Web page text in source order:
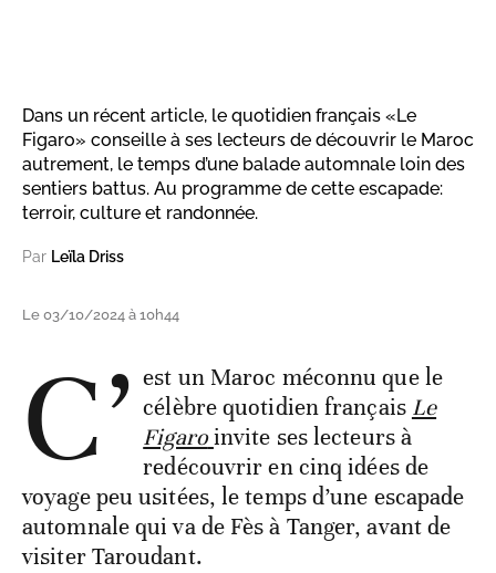
Dans un récent article, le quotidien français «Le
Figaro» conseille à ses lecteurs de découvrir le Maroc
autrement, le temps d’une balade automnale loin des
sentiers battus. Au programme de cette escapade:
terroir, culture et randonnée.
Par Leïla Driss
Le 03/10/2024 à 10h44
C’ est un Maroc méconnu que le
célèbre quotidien français Le
Figaroinvite ses lecteurs à
redécouvrir en cinq idées de
voyage peu usitées, le temps d’une escapade
automnale qui va de Fès à Tanger, avant de
visiter Taroudant.